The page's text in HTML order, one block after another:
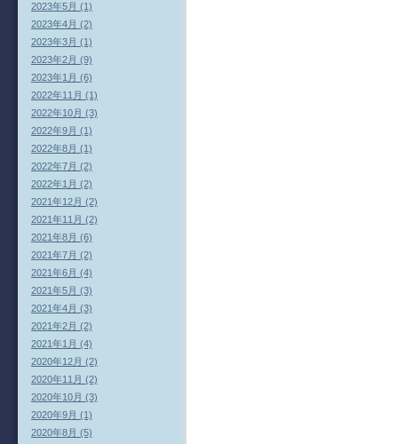
2023年5月 (1)
2023年4月 (2)
2023年3月 (1)
2023年2月 (9)
2023年1月 (6)
2022年11月 (1)
2022年10月 (3)
2022年9月 (1)
2022年8月 (1)
2022年7月 (2)
2022年1月 (2)
2021年12月 (2)
2021年11月 (2)
2021年8月 (6)
2021年7月 (2)
2021年6月 (4)
2021年5月 (3)
2021年4月 (3)
2021年2月 (2)
2021年1月 (4)
2020年12月 (2)
2020年11月 (2)
2020年10月 (3)
2020年9月 (1)
2020年8月 (5)